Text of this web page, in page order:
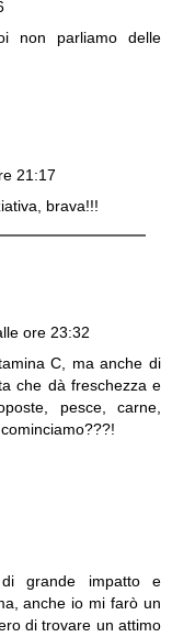
non parliamo delle
21:17
brava!!!
ore 23:32
C, ma anche di
che dà freschezza e
pesce, carne,
grande impatto e
anche io mi farò un
di trovare un attimo